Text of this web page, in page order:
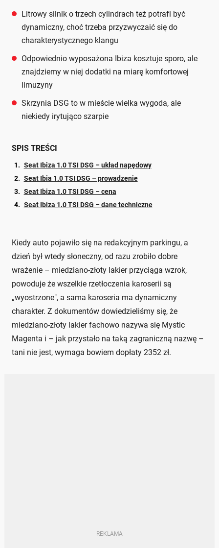
Litrowy silnik o trzech cylindrach też potrafi być
dynamiczny, choć trzeba przyzwyczaić się do
charakterystycznego klangu
Odpowiednio wyposażona Ibiza kosztuje sporo, ale
znajdziemy w niej dodatki na miarę komfortowej
limuzyny
Skrzynia DSG to w mieście wielka wygoda, ale
niekiedy irytująco szarpie
SPIS TREŚCI
Seat Ibiza 1.0 TSI DSG – układ napędowy
Seat Ibia 1.0 TSI DSG – prowadzenie
Seat Ibiza 1.0 TSI DSG – cena
Seat Ibiza 1.0 TSI DSG – dane techniczne
Kiedy auto pojawiło się na redakcyjnym parkingu, a
dzień był wtedy słoneczny, od razu zrobiło dobre
wrażenie – miedziano-złoty lakier przyciąga wzrok,
powoduje że wszelkie rzetłoczenia karoserii są
„wyostrzone", a sama karoseria ma dynamiczny
charakter. Z dokumentów dowiedzieliśmy się, że
miedziano-złoty lakier fachowo nazywa się Mystic
Magenta i – jak przystało na taką zagraniczną nazwę –
tani nie jest, wymaga bowiem dopłaty 2352 zł.